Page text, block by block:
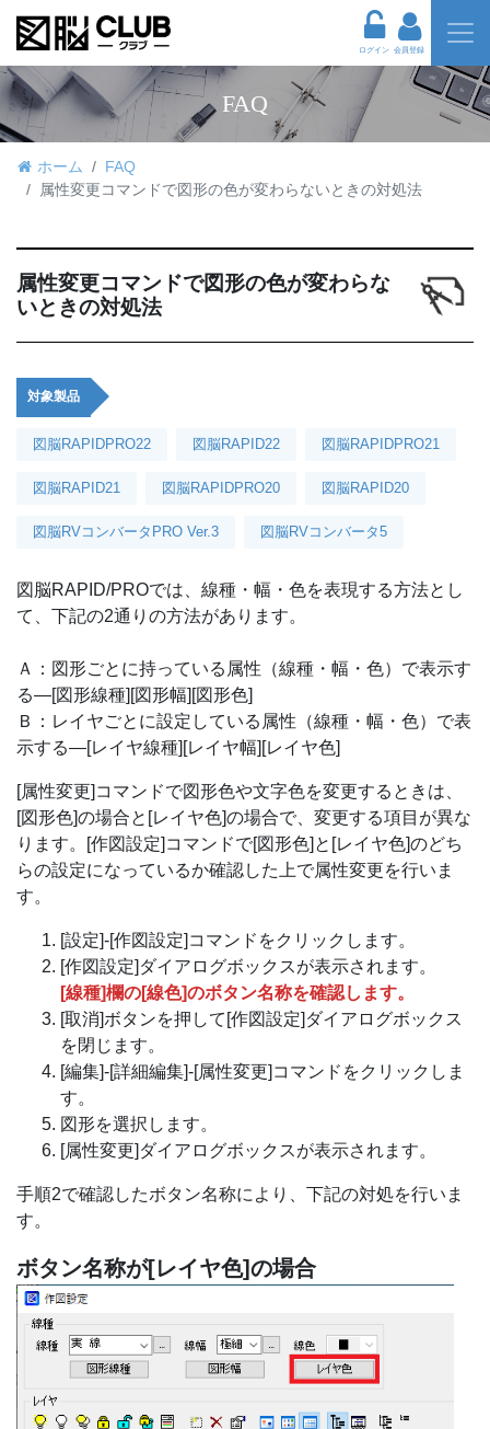
ログイン 会員登録
FAQ
ホーム
FAQ
属性変更コマンドで図形の色が変わらないときの対処法
属性変更コマンドで図形の色が変わらな
いときの対処法
対象製品
図脳RAPIDPRO22 図脳RAPID22 図脳RAPIDPRO21
図脳RAPID21 図脳RAPIDPRO20 図脳RAPID20
図脳RVコンバータPRO Ver.3 図脳RVコンバータ5
図脳RAPID/PROでは、線種・幅・色を表現する方法とし
て、下記の2通りの方法があります。
Ａ：図形ごとに持っている属性（線種・幅・色）で表示す
る—[図形線種][図形幅][図形色]
Ｂ：レイヤごとに設定している属性（線種・幅・色）で表
示する—[レイヤ線種][レイヤ幅][レイヤ色]
[属性変更]コマンドで図形色や文字色を変更するときは、
[図形色]の場合と[レイヤ色]の場合で、変更する項目が異な
ります。[作図設定]コマンドで[図形色]と[レイヤ色]のどち
らの設定になっているか確認した上で属性変更を行いま
す。
[設定]-[作図設定]コマンドをクリックします。
[作図設定]ダイアログボックスが表示されます。
[線種]欄の[線色]のボタン名称を確認します。
[取消]ボタンを押して[作図設定]ダイアログボックス
を閉じます。
[編集]-[詳細編集]-[属性変更]コマンドをクリックしま
す。
図形を選択します。
[属性変更]ダイアログボックスが表示されます。
手順2で確認したボタン名称により、下記の対処を行いま
す。
ボタン名称が[レイヤ色]の場合